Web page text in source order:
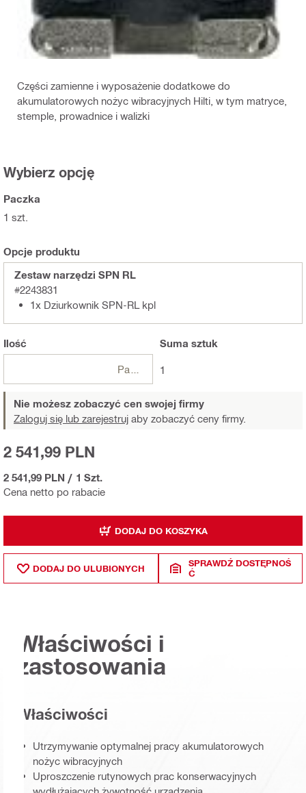
Części zamienne i wyposażenie dodatkowe do
akumulatorowych nożyc wibracyjnych Hilti, w tym matryce,
stemple, prowadnice i walizki
Wybierz opcję
Paczka
1 szt.
Opcje produktu
Zestaw narzędzi SPN RL
#2243831
1x Dziurkownik SPN-RL kpl
Ilość Suma sztuk
1
Nie możesz zobaczyć cen swojej firmy
Zaloguj się lub zarejestruj aby zobaczyć ceny firmy.
Cena netto po rabacie
2 541,99 PLN
2 541,99 PLN / 1 Szt.
DODAJ DO KOSZYKA
DODAJ DO ULUBIONYCH
SPRAWDŹ DOSTĘPNOŚ
Ć
Właściwości i
zastosowania
Właściwości
Utrzymywanie optymalnej pracy akumulatorowych
nożyc wibracyjnych
Uproszczenie rutynowych prac konserwacyjnych